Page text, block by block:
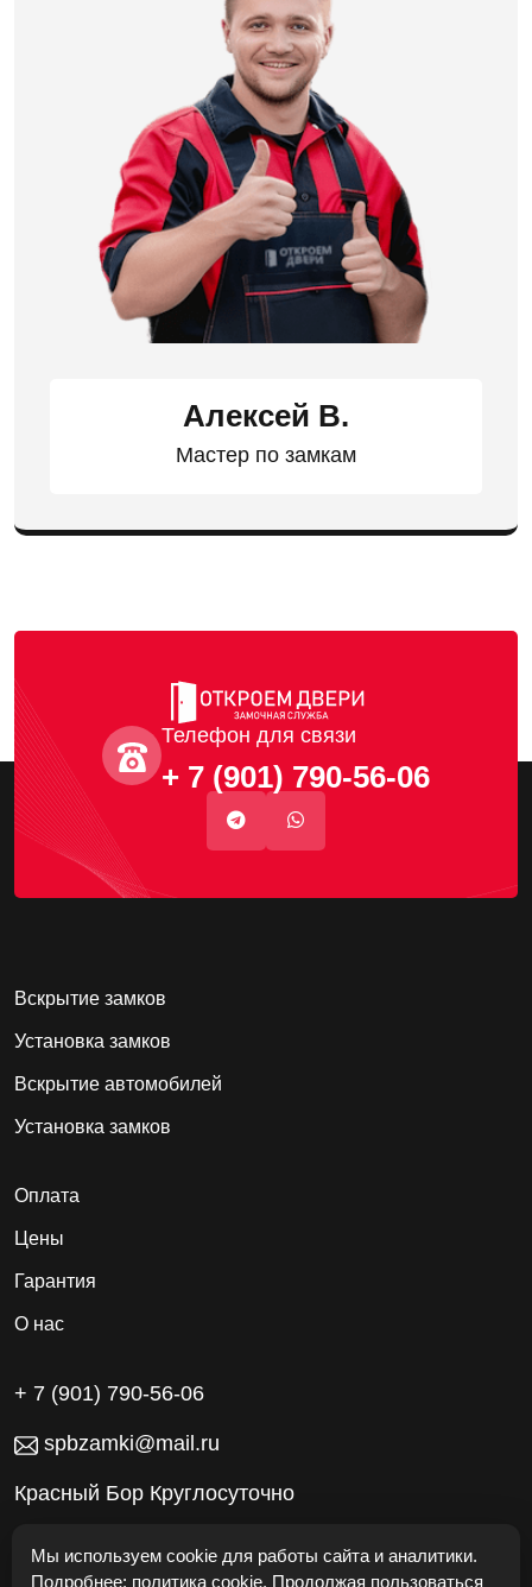
Алексей В.
Мастер по замкам
Телефон для связи
+ 7 (901) 790-56-06
Вскрытие замков
Установка замков
Вскрытие автомобилей
Установка замков
Оплата
Цены
Гарантия
О нас
+ 7 (901) 790-56-06
spbzamki@mail.ru
Красный Бор Круглосуточно
Работаем без выходных
Мы используем cookie для работы сайта и аналитики.
Подробнее: политика cookie. Продолжая пользоваться